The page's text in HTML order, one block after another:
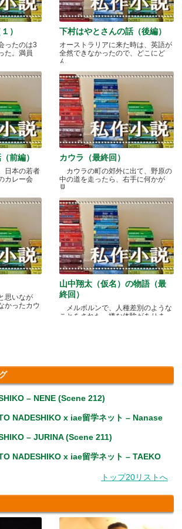
）
ったのは3
た。満員
下村はやとさんの話（後編）
オーストラリアに来た時は、英語が
全然できなかったので、どこにど
ん.....
前編）
日本の若者
カレー会
カウラ（最終回）
カウラの町の郊外に出て、野原の
中の道を走ったら、右手に何かが
見.....
思いなが
かったカウ
山中翔太（仮名）の物語（最
終回）
メルボルンで、人種差別のような
ことをされた、嫌な体験がありま
– NENE (Scene 212)
NADESHIKO x iae留学ネット – Nanase
– JURINA (Scene 211)
NADESHIKO x iae留学ネット – TAEKO
トップ20リストへ